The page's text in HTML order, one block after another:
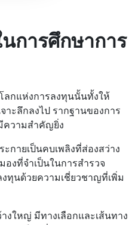
การศึกษาการ
ลกแห่งการลงทุนนั้นทั้งให้
าะลึกลงไป รากฐานของการ
ความสําคัญยิ่ง
กายเป็นคบเพลิงที่ส่องสว่าง
งที่จําเป็นในการสํารวจ
นด้วยความเชี่ยวชาญที่เพิ่ม
ใหญ่ มีทางเลือกและเส้นทาง